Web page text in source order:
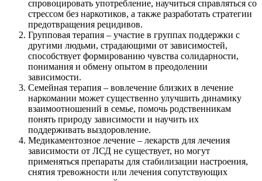
спровоцировать употребление, научиться справляться со
стрессом без наркотиков, а также разработать стратегии
предотвращения рецидивов.
Групповая терапия – участие в группах поддержки с
другими людьми, страдающими от зависимостей,
способствует формированию чувства солидарности,
понимания и обмену опытом в преодолении
зависимости.
Семейная терапия – вовлечение близких в лечение
наркомании может существенно улучшить динамику
взаимоотношений в семье, помочь родственникам
понять природу зависимости и научить их
поддерживать выздоровление.
Медикаментозное лечение – лекарств для лечения
зависимости от ЛСД не существует, но могут
применяться препараты для стабилизации настроения,
снятия тревожности или лечения сопутствующих